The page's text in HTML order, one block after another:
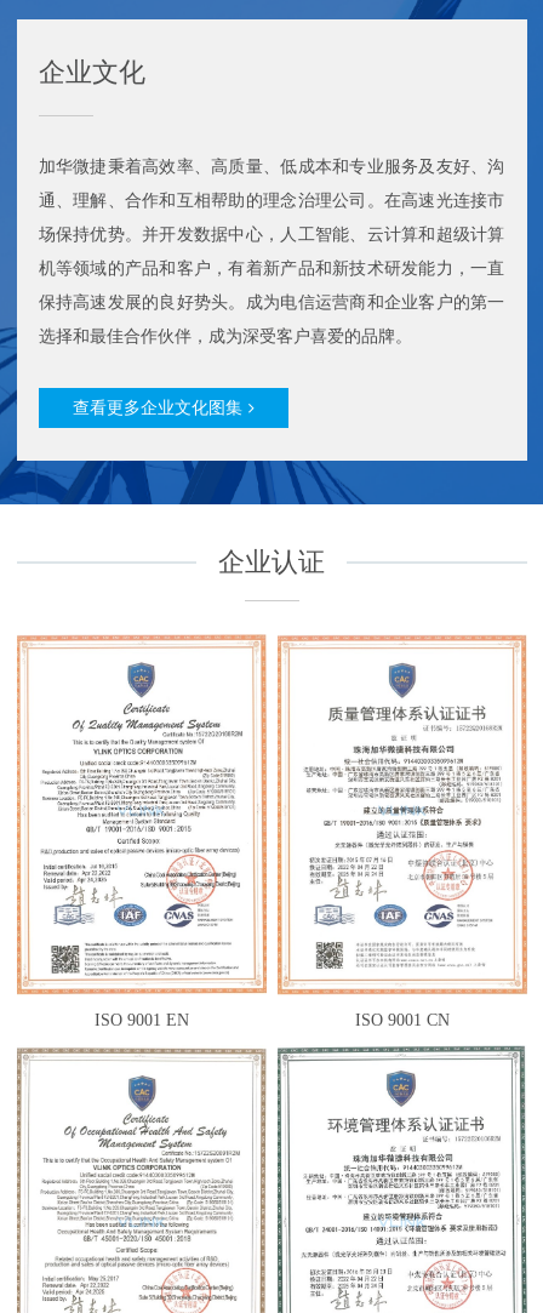
企业文化
加华微捷秉着高效率、高质量、低成本和专业服务及友好、沟
通、理解、合作和互相帮助的理念治理公司。在高速光连接市
场保持优势。并开发数据中心，人工智能、云计算和超级计算
机等领域的产品和客户，有着新产品和新技术研发能力，一直
保持高速发展的良好势头。成为电信运营商和企业客户的第一
选择和最佳合作伙伴，成为深受客户喜爱的品牌。
查看更多企业文化图集
企业认证
ISO 9001 EN ISO 9001 CN